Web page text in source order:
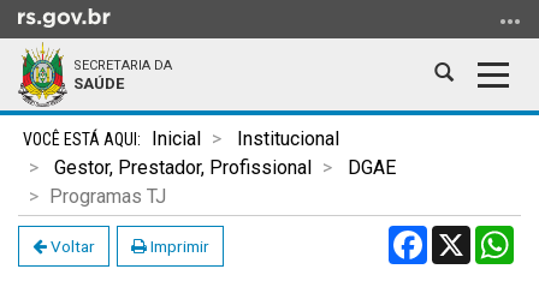
para
conteúdo
menu
para
SECRETARIA DA
SAÚDE
Abrir
Início
conteúdo
Inicial
Institucional
Gestor, Prestador, Profissional
DGAE
Programas TJ
Voltar Imprimir Facebook
X